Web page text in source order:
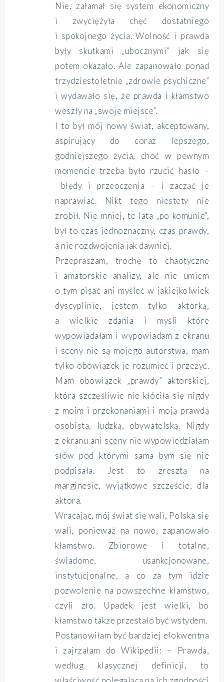
Nie, załamał się system ekonomiczny
i zwyciężyła chęć dostatniego
i spokojnego życia. Wolność i prawda
były skutkami „ubocznymi” jak się
potem okazało. Ale zapanowało ponad
trzydziestoletnie „zdrowie psychiczne”
i wydawało się, że prawda i kłamstwo
weszły na „swoje miejsce”.
I to był mój nowy świat, akceptowany,
aspirujący do coraz lepszego,
godniejszego życia, choć w pewnym
momencie trzeba było rzucić hasło –
błędy i przeoczenia – i zacząć je
naprawiać. Nikt tego niestety nie
zrobił. Nie mniej, te lata „po komunie”,
był to czas jednoznaczny, czas prawdy,
a nie rozdwojenia jak dawniej.
Przepraszam, trochę to chaotyczne
i amatorskie analizy, ale nie umiem
o tym pisać ani myśleć w jakiejkolwiek
dyscyplinie, jestem tylko aktorką,
a wielkie zdania i myśli które
wypowiadałam i wypowiadam z ekranu
i sceny nie są mojego autorstwa, mam
tylko obowiązek je rozumieć i przeżyć.
Mam obowiązek „prawdy” aktorskiej,
która szczęśliwie nie kłóciła się nigdy
z moim i przekonaniami i moją prawdą
osobistą, ludzką, obywatelską. Nigdy
z ekranu ani sceny nie wypowiedziałam
słów pod którymi sama bym się nie
podpisała. Jest to zresztą na
marginesie, wyjątkowe szczęście, dla
aktora.
Wracając, mój świat się wali, Polska się
wali, ponieważ na nowo, zapanowało
kłamstwo. Zbiorowe i totalne,
świadome, usankcjonowane,
instytucjonalne, a co za tym idzie
pozwolenie na powszechne kłamstwo,
czyli zło. Upadek jest wielki, bo
kłamstwo także przestało być wstydem.
Postanowiłam być bardziej elokwentna
i zajrzałam do Wikipedii: – Prawda,
według klasycznej definicji, to